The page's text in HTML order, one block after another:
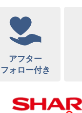
アフター
フォロー付き